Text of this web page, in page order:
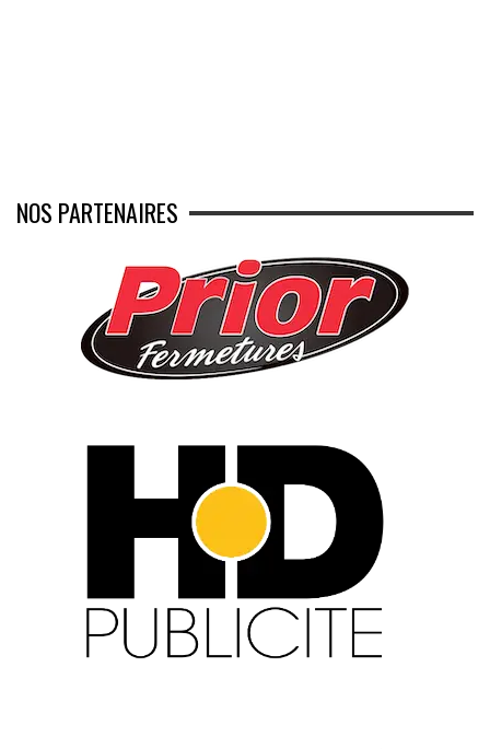
NOS PARTENAIRES